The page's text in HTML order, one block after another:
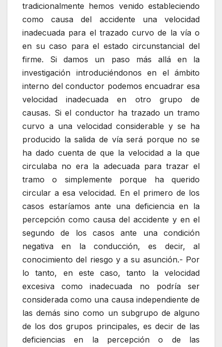
tradicionalmente hemos venido estableciendo
como causa del accidente una velocidad
inadecuada para el trazado curvo de la vía o
en su caso para el estado circunstancial del
firme. Si damos un paso más allá en la
investigación introduciéndonos en el ámbito
interno del conductor podemos encuadrar esa
velocidad inadecuada en otro grupo de
causas. Si el conductor ha trazado un tramo
curvo a una velocidad considerable y se ha
producido la salida de vía será porque no se
ha dado cuenta de que la velocidad a la que
circulaba no era la adecuada para trazar el
tramo o simplemente porque ha querido
circular a esa velocidad. En el primero de los
casos estaríamos ante una deficiencia en la
percepción como causa del accidente y en el
segundo de los casos ante una condición
negativa en la conducción, es decir, al
conocimiento del riesgo y a su asunción.- Por
lo tanto, en este caso, tanto la velocidad
excesiva como inadecuada no podría ser
considerada como una causa independiente de
las demás sino como un subgrupo de alguno
de los dos grupos principales, es decir de las
deficiencias en la percepción o de las